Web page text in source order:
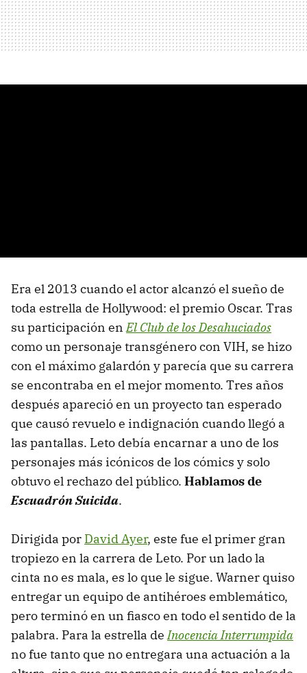
Era el 2013 cuando el actor alcanzó el sueño de
toda estrella de Hollywood: el premio Oscar. Tras
su participación enEl Club de los Desahuciados
como un personaje transgénero con VIH, se hizo
con el máximo galardón y parecía que su carrera
se encontraba en el mejor momento. Tres años
después apareció en un proyecto tan esperado
que causó revuelo e indignación cuando llegó a
las pantallas. Leto debía encarnar a uno de los
personajes más icónicos de los cómics y solo
obtuvo el rechazo del público. Hablamos de
Escuadrón Suicida.
Dirigida por David Ayer, este fue el primer gran
tropiezo en la carrera de Leto. Por un lado la
cinta no es mala, es lo que le sigue. Warner quiso
entregar un equipo de antihéroes emblemático,
pero terminó en un fiasco en todo el sentido de la
palabra. Para la estrella deInocencia Interrumpida
no fue tanto que no entregara una actuación a la